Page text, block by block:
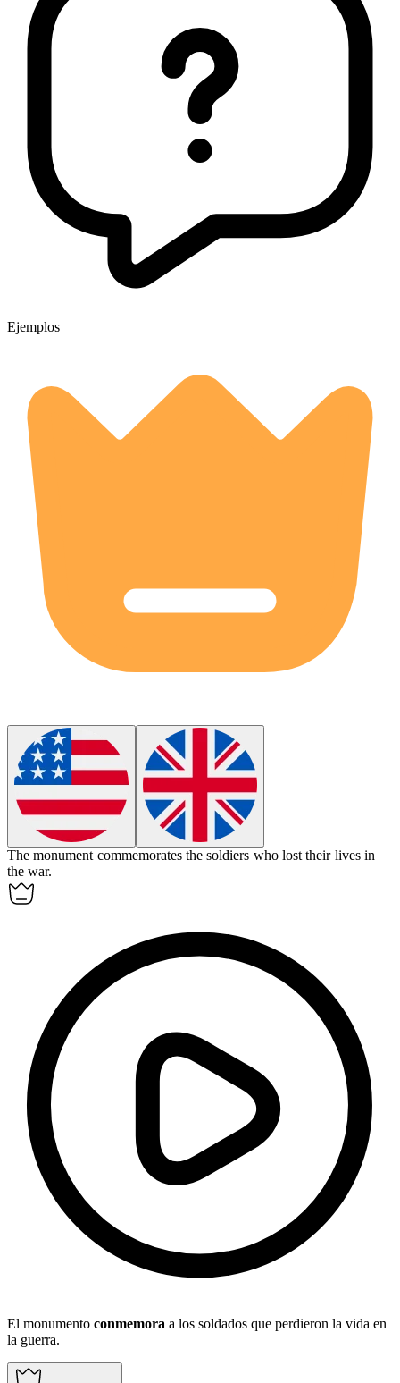
Ejemplos
The monument commemorates the soldiers who lost their lives in
the war.
El monumento conmemora a los soldados que perdieron la vida en
la guerra.